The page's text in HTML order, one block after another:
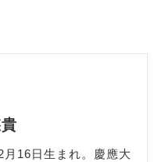
月16日生まれ。慶應大